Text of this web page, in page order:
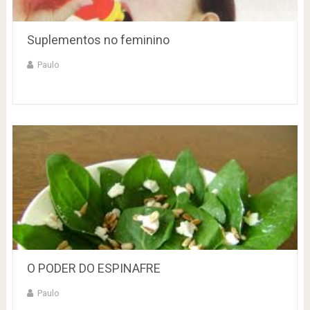
Suplementos no feminino
Paulo
O PODER DO ESPINAFRE
Paulo